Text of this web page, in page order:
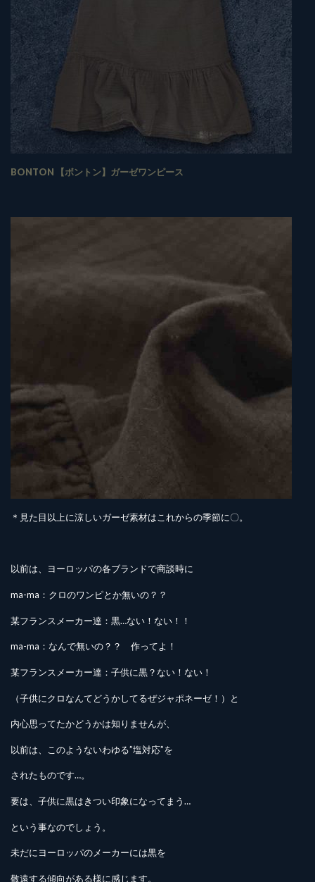
BONTON 【ボントン】ガーゼワンピース
＊見た目以上に涼しいガーゼ素材はこれからの季節に〇。
以前は、ヨーロッパの各ブランドで商談時に
ma-ma：クロのワンピとか無いの？？
某フランスメーカー達：黒…ない！ない！！
ma-ma：なんで無いの？？ 作ってよ！
某フランスメーカー達：子供に黒？ない！ない！
（子供にクロなんてどうかしてるぜジャポネーゼ！）と
内心思ってたかどうかは知りませんが、
以前は、このようないわゆる”塩対応”を
されたものです…。
要は、子供に黒はきつい印象になってまう…
という事なのでしょう。
未だにヨーロッパのメーカーには黒を
敬遠する傾向がある様に感じます。